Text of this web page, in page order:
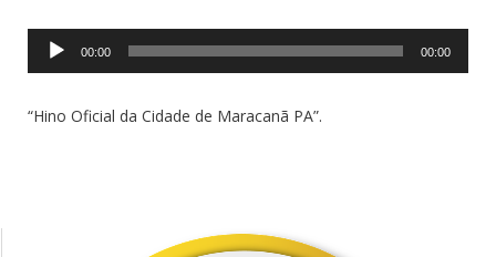
Tocador
de
00:00 00:00
“Hino Oficial da Cidade de Maracanã PA”.